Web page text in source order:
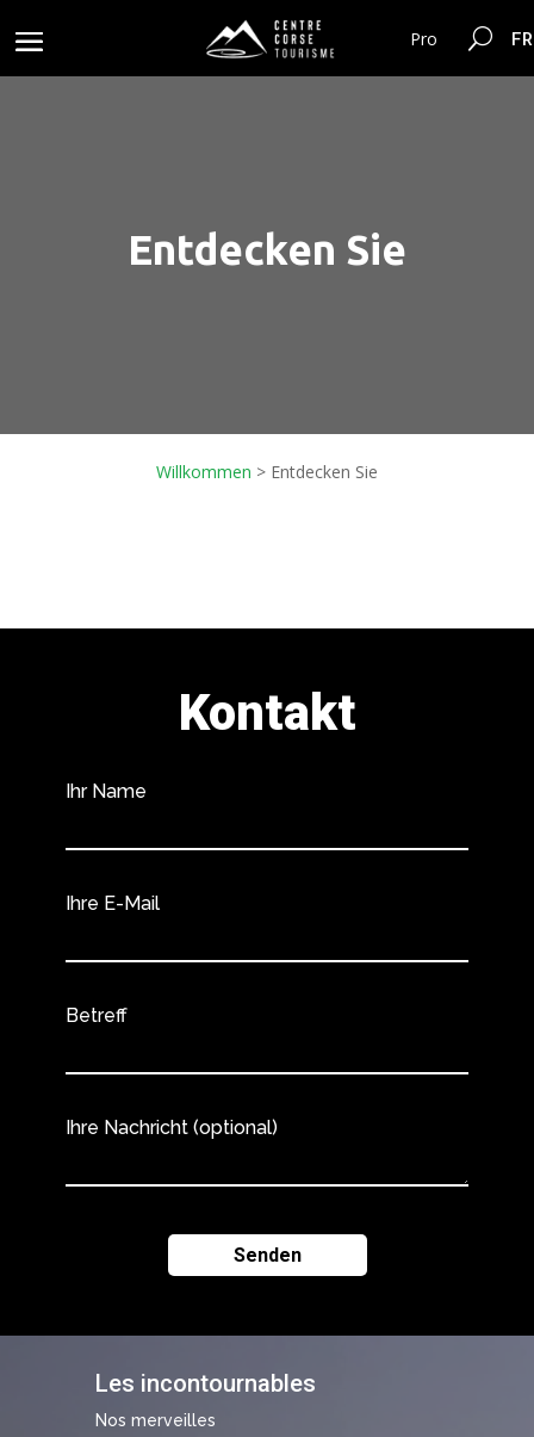
Pro
Entdecken Sie
Willkommen > Entdecken Sie
Les incontournables
Nos merveilles
Kontakt
Ihr Name
Ihre E-Mail
Betreff
Ihre Nachricht (optional)